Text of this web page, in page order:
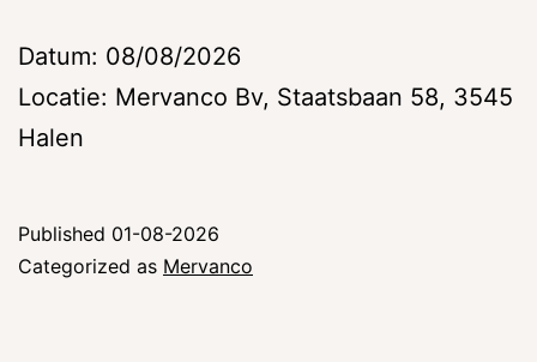
Datum: 08/08/2026
Locatie: Mervanco Bv, Staatsbaan 58, 3545
Halen
Published 01-08-2026
Categorized as Mervanco